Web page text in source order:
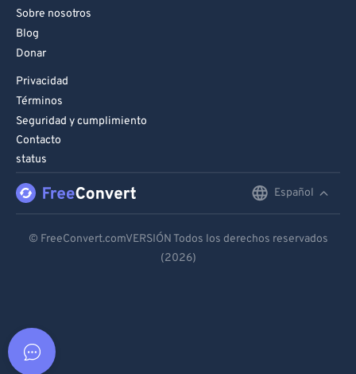
Sobre nosotros
Blog
Donar
Privacidad
Términos
Seguridad y cumplimiento
Contacto
status
Español
Español
© FreeConvert.comVERSIÓN Todos los derechos reservados
(2026)